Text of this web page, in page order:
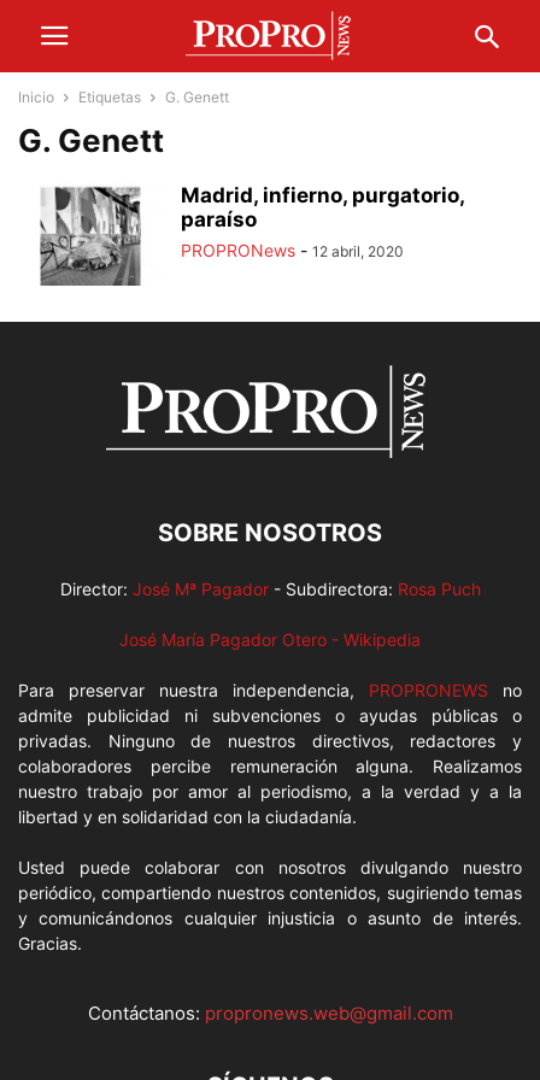
Inicio Etiquetas G. Genett
G. Genett
Madrid, infierno, purgatorio,
paraíso
PROPRONews - 12 abril, 2020
SOBRE NOSOTROS
Director: José Mª Pagador- Subdirectora: Rosa Puch
José María Pagador Otero - Wikipedia
Para preservar nuestra independencia, PROPRONEWS no
admite publicidad ni subvenciones o ayudas públicas o
privadas. Ninguno de nuestros directivos, redactores y
colaboradores percibe remuneración alguna. Realizamos
nuestro trabajo por amor al periodismo, a la verdad y a la
libertad y en solidaridad con la ciudadanía.
Usted puede colaborar con nosotros divulgando nuestro
periódico, compartiendo nuestros contenidos, sugiriendo temas
y comunicándonos cualquier injusticia o asunto de interés.
Gracias.
Contáctanos: propronews.web@gmail.com